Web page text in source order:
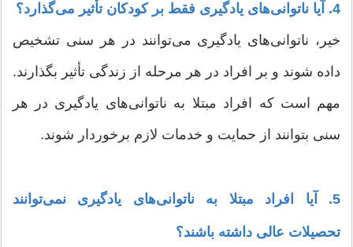
4. آیا ناتوانی‌های یادگیری فقط بر کودکان تأثیر می‌گذارد؟
خیر، ناتوانی‌های یادگیری می‌توانند در هر سنی تشخیص
داده شوند و بر افراد در هر مرحله از زندگی تأثیر بگذارند.
مهم است که افراد مبتلا به ناتوانی‌های یادگیری در هر
سنی بتوانند از حمایت و خدمات لازم برخوردار شوند.
5. آیا افراد مبتلا به ناتوانی‌های یادگیری نمی‌توانند
تحصیلات عالی داشته باشند؟